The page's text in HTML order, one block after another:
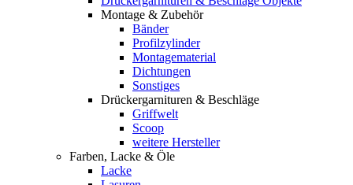
Montage & Zubehör
Bänder
Profilzylinder
Montagematerial
Dichtungen
Sonstiges
Drückergarnituren & Beschläge
Griffwelt
Scoop
weitere Hersteller
Farben, Lacke & Öle
Lacke